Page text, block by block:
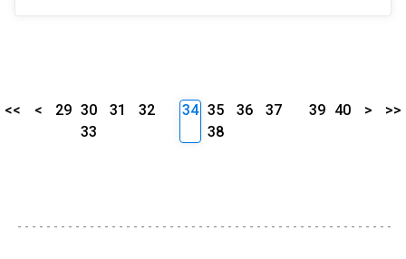
<< < 29 30 31
32
33
34 35 36
37
38
39 40 > >>